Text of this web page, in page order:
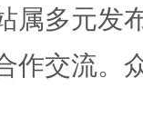
属多元发
作交流。